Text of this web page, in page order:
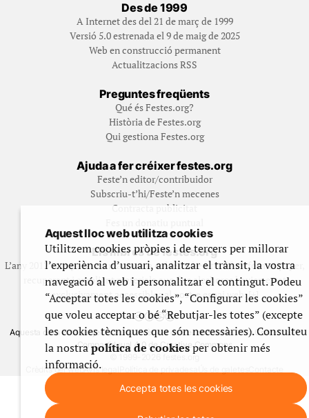
Des de 1999
A Internet des del 21 de març de 1999
Versió 5.0 estrenada el 9 de maig de 2025
Web en construcció permanent
Actualitzacions RSS
Preguntes freqüents
Qué és Festes.org?
Història de Festes.org
Qui gestiona Festes.org
Ajuda a fer créixer festes.org
Feste’n editor/contribuidor
Subscriu-t’hi/Feste’n mecenes
Contracta publicitat
Els llibres de festes.org
L’any 2012 vam posar en marxa una col·lecció editorial en format paper,
recuperant i ampliant materials que fins aleshores havien estat
exclusivament accessibles al nostre espai web. [+]
Aquesta obra està subjecta a una llicència de Reconeixement No Comercial -
CompartirIgual 4.0 de Creative Commons
© 1999-2026 festes.org
Crèdits del webAvís legal
Aquest lloc web utilitza cookies
Utilitzem cookies pròpies i de tercers per millorar
l’experiència d’usuari, analitzar el trànsit, la vostra
navegació al web i personalitzar el contingut. Podeu
“Acceptar totes les cookies”, “Configurar les cookies”
que voleu acceptar o bé “Rebutjar-les totes” (excepte
les cookies tècniques que són necessàries). Consulteu
la nostrapolítica de cookiesper obtenir més
informació.
Accepta totes les cookies